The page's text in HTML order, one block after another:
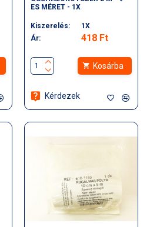
ES MÉRET - 1X
Kiszerelés:
1X
Ár:
418 Ft
Kosárba
Kérdezek